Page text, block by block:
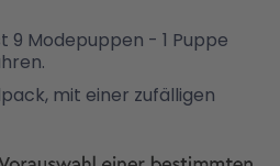
9 Modepuppen - 1 Puppe
mit einer zufälligen